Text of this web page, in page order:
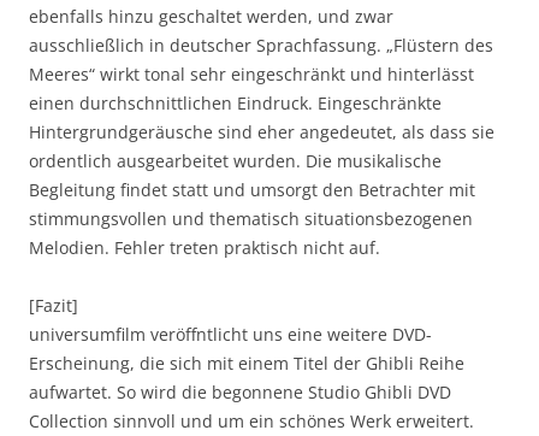
ebenfalls hinzu geschaltet werden, und zwar
ausschließlich in deutscher Sprachfassung. „Flüstern des
Meeres“ wirkt tonal sehr eingeschränkt und hinterlässt
einen durchschnittlichen Eindruck. Eingeschränkte
Hintergrundgeräusche sind eher angedeutet, als dass sie
ordentlich ausgearbeitet wurden. Die musikalische
Begleitung findet statt und umsorgt den Betrachter mit
stimmungsvollen und thematisch situationsbezogenen
Melodien. Fehler treten praktisch nicht auf.
[Fazit]
universumfilm veröffntlicht uns eine weitere DVD-
Erscheinung, die sich mit einem Titel der Ghibli Reihe
aufwartet. So wird die begonnene Studio Ghibli DVD
Collection sinnvoll und um ein schönes Werk erweitert.